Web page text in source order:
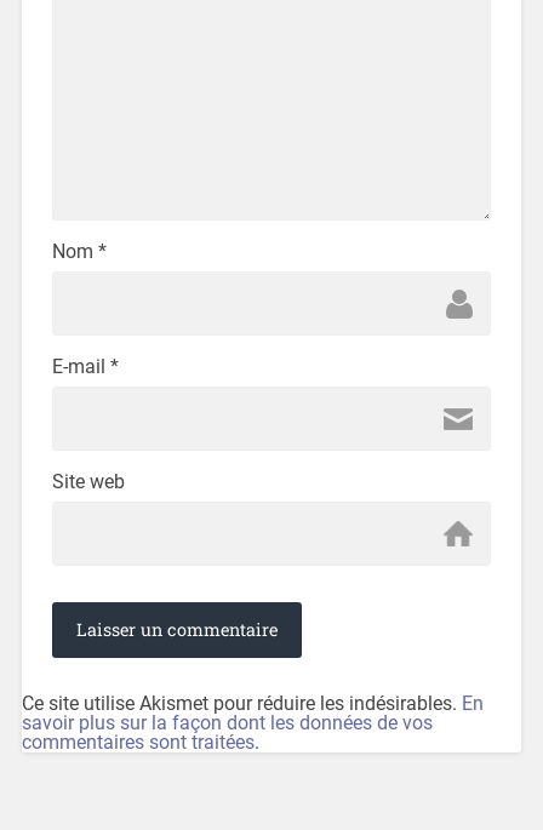
Nom *
E-mail *
Site web
Ce site utilise Akismet pour réduire les indésirables. En
savoir plus sur la façon dont les données de vos
commentaires sont traitées.